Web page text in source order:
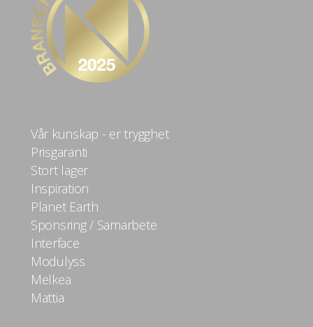
Vår kunskap - er trygghet
Prisgaranti
Stort lager
Inspiration
Planet Earth
Sponsring / Samarbete
Interface
Modulyss
Melkea
Mattia